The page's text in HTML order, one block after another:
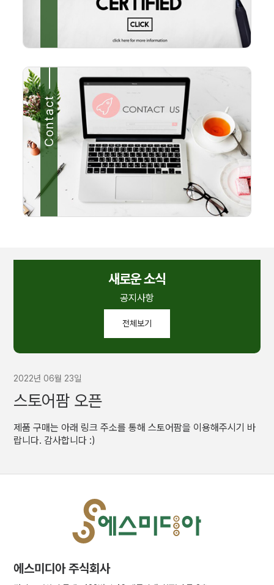
Contact
새로운 소식
공지사항
전체보기
2022년 06월 23일
스토어팜 오픈
제품 구매는 아래 링크 주소를 통해 스토어팜을 이용해주시기 바
랍니다. 감사합니다 :)
에스미디아 주식회사